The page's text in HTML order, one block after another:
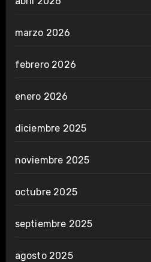
marzo 2026
febrero 2026
enero 2026
diciembre 2025
noviembre 2025
octubre 2025
septiembre 2025
agosto 2025